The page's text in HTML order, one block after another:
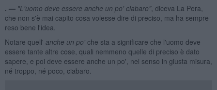
. — "L'uomo deve essere anche un po' ciabaro", diceva La Pera,
che non s'è mai capito cosa volesse dire di preciso, ma ha sempre
reso bene l'idea.
Notare quell' anche un po'che sta a significare che l'uomo deve
essere tante altre cose, quali nemmeno quelle di preciso è dato
sapere, e poi deve essere anche un po', nel senso in giusta misura,
né troppo, né poco, ciabaro.